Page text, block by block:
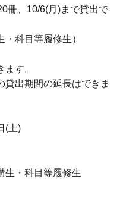
冊、10/6(月)まで貸出で
・科目等履修生）
す。
出期間の延長はできま
(土)
・科目等履修生